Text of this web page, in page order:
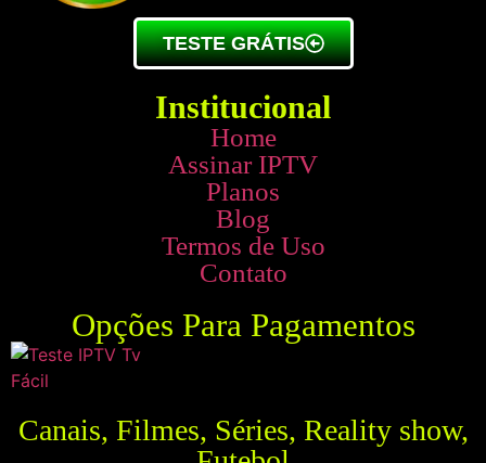
TESTE GRÁTIS
Institucional
Home
Assinar IPTV
Planos
Blog
Termos de Uso
Contato
Opções Para Pagamentos
Canais, Filmes, Séries, Reality show,